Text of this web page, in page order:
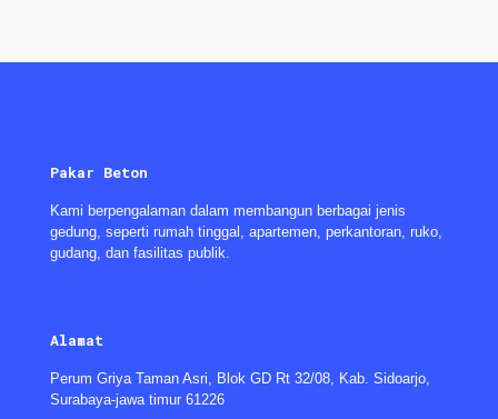
Pakar Beton
Kami berpengalaman dalam membangun berbagai jenis
gedung, seperti rumah tinggal, apartemen, perkantoran, ruko,
gudang, dan fasilitas publik.
Alamat
Perum Griya Taman Asri, Blok GD Rt 32/08, Kab. Sidoarjo,
Surabaya-jawa timur 61226